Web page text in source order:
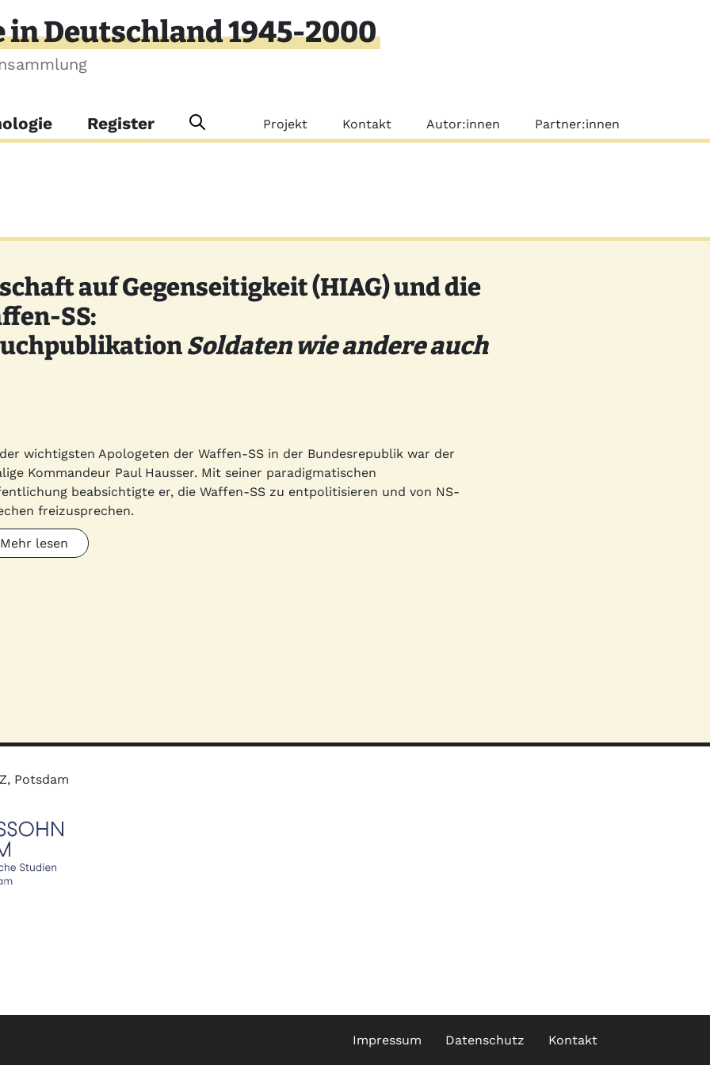
in Deutschland 1945-2000
Register Meta-Menü
Projekt Kontakt Autor:innen Partner:innen
auf Gegenseitigkeit (HIAG) und die
SS:
Soldaten wie andere auch
wichtigsten Apologeten der Waffen-SS in der Bundesrepublik war der
Kommandeur Paul Hausser. Mit seiner paradigmatischen
beabsichtigte er, die Waffen-SS zu entpolitisieren und von NS-
freizusprechen.
Mehr lesen
Potsdam
Impressum Datenschutz Kontakt